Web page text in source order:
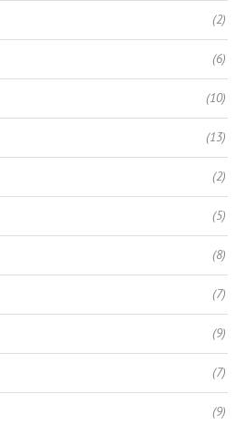
(2)
(6)
(10)
(13)
(2)
(5)
(8)
(7)
(9)
(7)
(9)